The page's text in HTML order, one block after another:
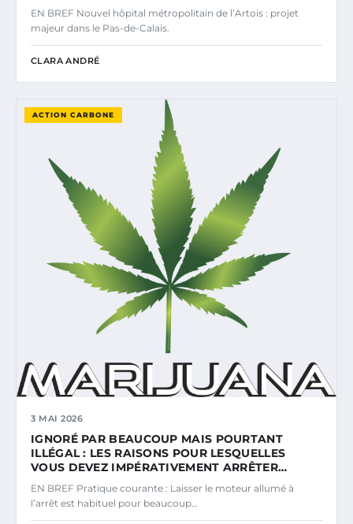
EN BREF Nouvel hôpital métropolitain de l’Artois : projet
majeur dans le Pas-de-Calais.
CLARA ANDRÉ
ACTION CARBONE
3 MAI 2026
IGNORÉ PAR BEAUCOUP MAIS POURTANT
ILLÉGAL : LES RAISONS POUR LESQUELLES
VOUS DEVEZ IMPÉRATIVEMENT ARRÊTER…
EN BREF Pratique courante : Laisser le moteur allumé à
l’arrêt est habituel pour beaucoup…